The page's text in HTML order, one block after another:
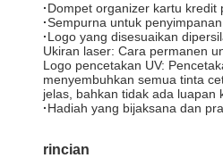
·Dompet organizer kartu kredit
·Sempurna untuk
·Logo yang disesuaikan
Ukiran laser: Cara permanen
Logo pencetakan UV:
menyembuhkan semua tinta
jelas, bahkan tidak ada luapan
·Hadiah yang bijaksana dan
rincian